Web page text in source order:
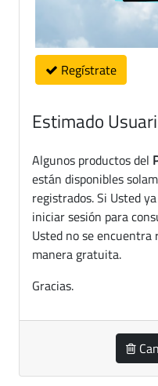
Regístrate
Estimado
Algunos productos del
están disponibles
registrados. Si Usted
iniciar sesión para
Usted no se encuentra
manera gratuita.
Gracias.